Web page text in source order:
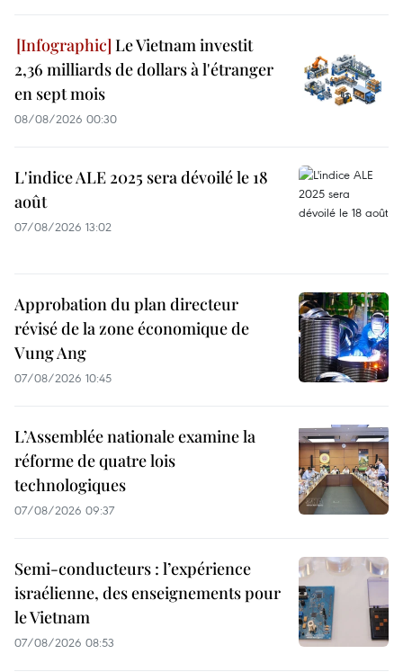
Le Vietnam investit
2,36 milliards de dollars à l'étranger
en sept mois
08/08/2026 00:30
L'indice ALE 2025 sera dévoilé le 18
août
07/08/2026 13:02
Approbation du plan directeur
révisé de la zone économique de
Vung Ang
07/08/2026 10:45
L’Assemblée nationale examine la
réforme de quatre lois
technologiques
07/08/2026 09:37
Semi-conducteurs : l’expérience
israélienne, des enseignements pour
le Vietnam
07/08/2026 08:53